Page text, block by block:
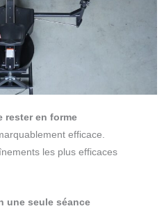
rester en forme
efficace.
les plus efficaces
une seule séance